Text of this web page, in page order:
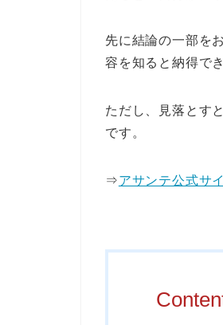
先に結論の一部を
容を知ると納得で
ただし、見落とす
です。
⇒アサンテ公式サ